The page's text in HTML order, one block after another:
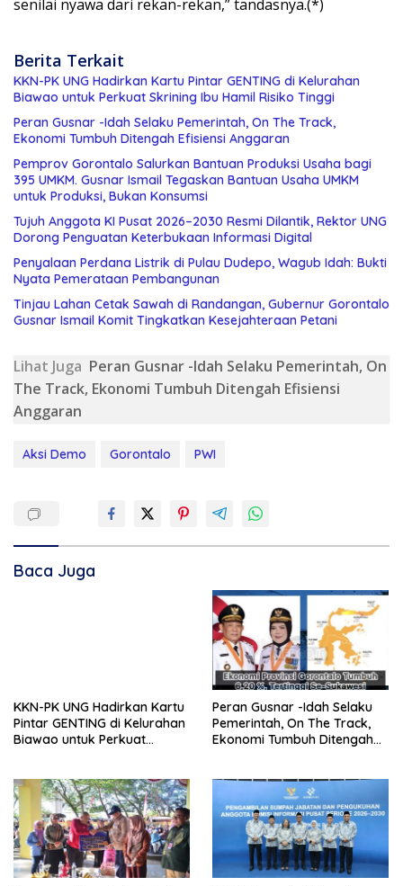
senilai nyawa dari rekan-rekan,” tandasnya.(*)
Berita Terkait
KKN-PK UNG Hadirkan Kartu Pintar GENTING di Kelurahan
Biawao untuk Perkuat Skrining Ibu Hamil Risiko Tinggi
Peran Gusnar -Idah Selaku Pemerintah, On The Track,
Ekonomi Tumbuh Ditengah Efisiensi Anggaran
Pemprov Gorontalo Salurkan Bantuan Produksi Usaha bagi
395 UMKM. Gusnar Ismail Tegaskan Bantuan Usaha UMKM
untuk Produksi, Bukan Konsumsi
Tujuh Anggota KI Pusat 2026–2030 Resmi Dilantik, Rektor UNG
Dorong Penguatan Keterbukaan Informasi Digital
Penyalaan Perdana Listrik di Pulau Dudepo, Wagub Idah: Bukti
Nyata Pemerataan Pembangunan
Tinjau Lahan Cetak Sawah di Randangan, Gubernur Gorontalo
Gusnar Ismail Komit Tingkatkan Kesejahteraan Petani
Lihat Juga Peran Gusnar -Idah Selaku Pemerintah, On
The Track, Ekonomi Tumbuh Ditengah Efisiensi
Anggaran
Aksi Demo Gorontalo PWI
Baca Juga
KKN-PK UNG Hadirkan Kartu
Pintar GENTING di Kelurahan
Biawao untuk Perkuat
Peran Gusnar -Idah Selaku
Pemerintah, On The Track,
Ekonomi Tumbuh Ditengah